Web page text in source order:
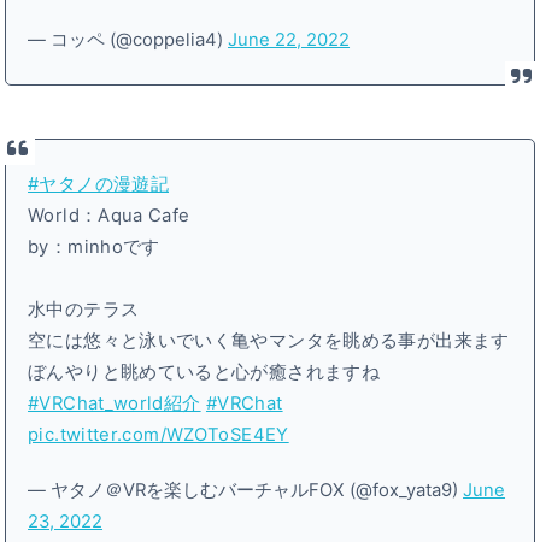
— コッペ (@coppelia4)June 22, 2022
#ヤタノの漫遊記
World：Aqua Cafe
by：minhoです
水中のテラス
空には悠々と泳いでいく亀やマンタを眺める事が出来ます
ぼんやりと眺めていると心が癒されますね
#VRChat_world紹介 #VRChat
pic.twitter.com/WZOToSE4EY
— ヤタノ＠VRを楽しむバーチャルFOX (@fox_yata9)June
23, 2022